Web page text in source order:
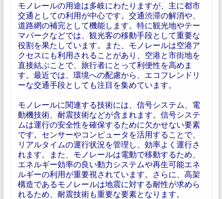
モノレールの用途は多岐にわたりますが、主に都市
交通としての利用が中心です。交通渋滞の解消や、
道路網の補完として機能します。特に観光地やテー
マパークなどでは、観光客の移動手段として重要な
役割を果たしています。また、モノレールは空港ア
クセスにも利用されることがあり、空港と市街地を
直接結ぶことで、旅行者にとって利便性を高めま
す。最近では、環境への配慮から、エコフレンドリ
ーな交通手段としても注目を集めています。
モノレールに関連する技術には、信号システム、電
動機技術、耐震技術などが含まれます。信号システ
ムは運行の安全性を確保するために欠かせない要素
です。センサーやコンピュータを活用することで、
リアルタイムの運行状況を管理し、効率よく運行さ
れます。また、モノレールは電動で移動するため、
エネルギー効率の良い動力システムや再生可能エネ
ルギーの利用が重要視されています。さらに、高架
構造であるモノレールは地震に対する耐性が求めら
れるため、耐震技術も重要な要素となります。